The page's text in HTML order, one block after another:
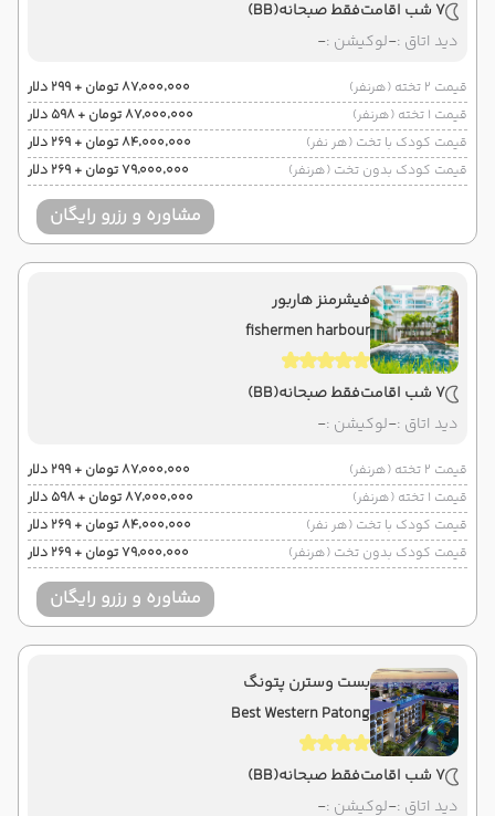
7 شب اقامت فقط صبحانه(BB)
دید اتاق :-لوکیشن :-
قیمت 2 تخته (هرنفر)
۸۷٬۰۰۰٬۰۰۰ تومان + ۲۹۹ دلار
قیمت 1 تخته (هرنفر)
۸۷٬۰۰۰٬۰۰۰ تومان + ۵۹۸ دلار
قیمت کودک با تخت (هر نفر)
۸۴٬۰۰۰٬۰۰۰ تومان + ۲۶۹ دلار
قیمت کودک بدون تخت (هرنفر)
۷۹٬۰۰۰٬۰۰۰ تومان + ۲۶۹ دلار
مشاوره و رزرو رایگان
فیشرمنز هاربور
fishermen harbour
7 شب اقامت فقط صبحانه(BB)
دید اتاق :-لوکیشن :-
قیمت 2 تخته (هرنفر)
۸۷٬۰۰۰٬۰۰۰ تومان + ۲۹۹ دلار
قیمت 1 تخته (هرنفر)
۸۷٬۰۰۰٬۰۰۰ تومان + ۵۹۸ دلار
قیمت کودک با تخت (هر نفر)
۸۴٬۰۰۰٬۰۰۰ تومان + ۲۶۹ دلار
قیمت کودک بدون تخت (هرنفر)
۷۹٬۰۰۰٬۰۰۰ تومان + ۲۶۹ دلار
مشاوره و رزرو رایگان
بست وسترن پتونگ
Best Western Patong
7 شب اقامت فقط صبحانه(BB)
دید اتاق :-لوکیشن :-